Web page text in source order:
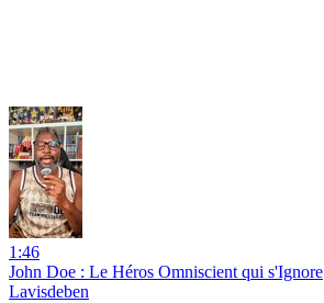
1:46
John Doe : Le Héros Omniscient qui s'Ignore
Lavisdeben